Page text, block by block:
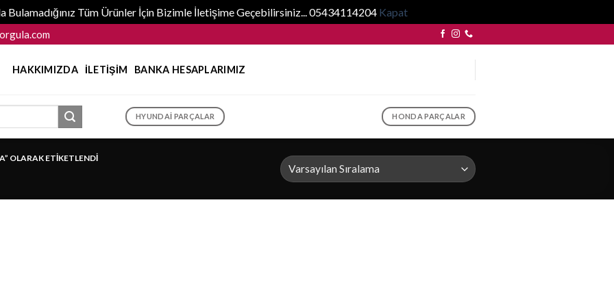
Bulamadığınız Tüm Ürünler İçin Bizimle İletişime Geçebilirsiniz... 05434114204 Kapat
HAKKIMIZDA İLETIŞIM BANKA HESAPLARIMIZ
HYUNDAI PARÇALAR HONDA PARÇALAR
OLARAK ETIKETLENDI